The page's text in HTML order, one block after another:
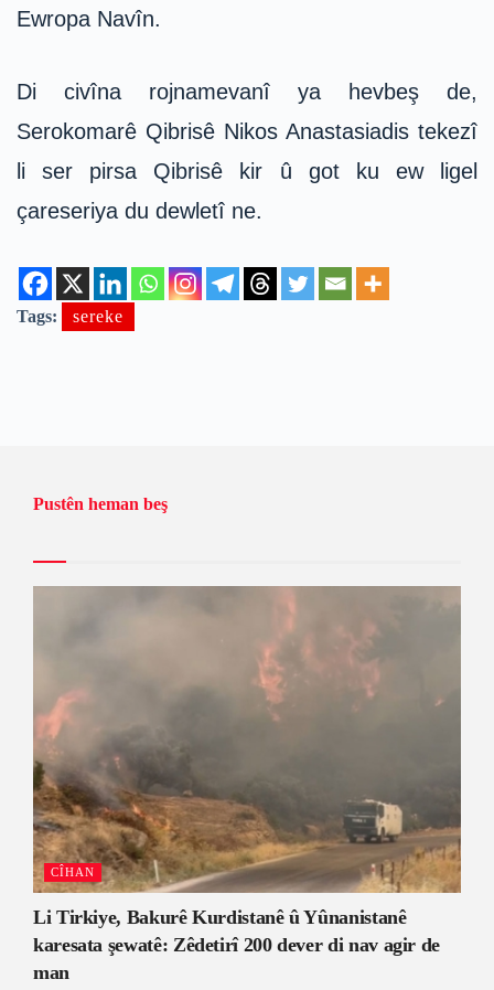
Ewropa Navîn.
Di civîna rojnamevanî ya hevbeş de,
Serokomarê Qibrisê Nikos Anastasiadis tekezî
li ser pirsa Qibrisê kir û got ku ew ligel
çareseriya du dewletî ne.
Tags: sereke
Pustên heman beş
CÎHAN
Li Tirkiye, Bakurê Kurdistanê û Yûnanistanê
karesata şewatê: Zêdetirî 200 dever di nav agir de
man